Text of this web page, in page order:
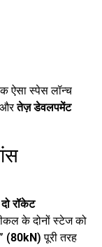
ऐसा स्पेस लॉन्च
तेज़ डेवलपमेंट
रॉकेट
के दोनों स्टेज को
(80kN) पूरी तरह